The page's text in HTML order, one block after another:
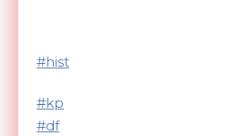
#hist
#kp
#df